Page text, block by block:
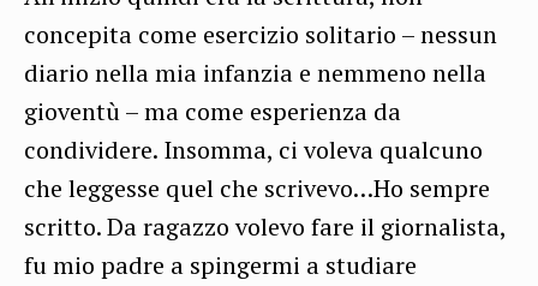
concepita come esercizio solitario – nessun
diario nella mia infanzia e nemmeno nella
gioventù – ma come esperienza da
condividere. Insomma, ci voleva qualcuno
che leggesse quel che scrivevo…Ho sempre
scritto. Da ragazzo volevo fare il giornalista,
fu mio padre a spingermi a studiare